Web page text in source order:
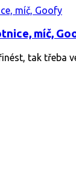
míč,
tak třeba